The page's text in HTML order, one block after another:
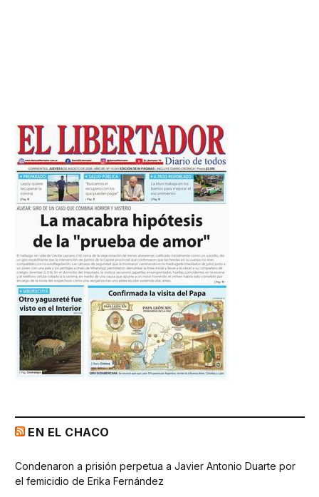
EN EL CHACO
Condenaron a prisión perpetua a Javier Antonio Duarte por
el femicidio de Erika Fernández